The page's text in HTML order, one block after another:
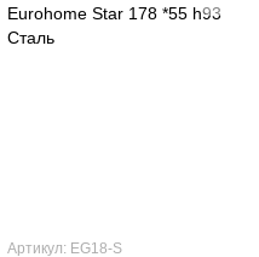
Артикул: EG18-S